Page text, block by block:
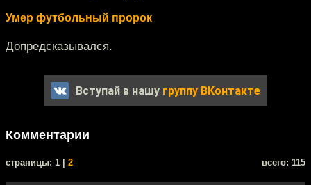
Умер футбольный пророк
Допредсказывался.
Вступай в нашу группу ВКонтакте
Комментарии
cтраницы: 1 | 2 всего: 115